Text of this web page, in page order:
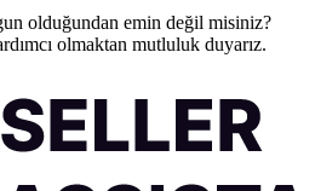
olduğundan emin değil misiniz?
olmaktan mutluluk duyarız.